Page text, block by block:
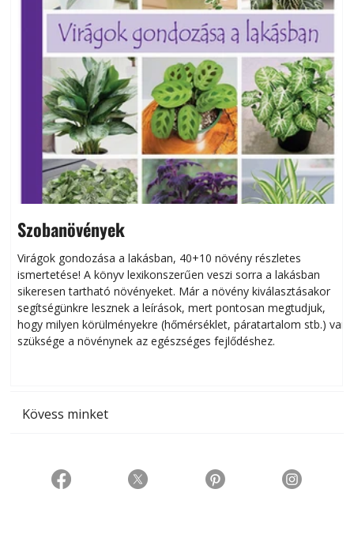
Szobanövények
Virágok gondozása a lakásban, 40+10 növény részletes
ismertetése! A könyv lexikonszerűen veszi sorra a lakásban
sikeresen tart­ha­tó növényeket. Már a növény kiválasztásakor
segítségünkre lesznek a leírások, mert pontosan megtudjuk,
hogy milyen körülményekre (hőmérséklet, páratartalom stb.) van
szüksége a növénynek az egészséges fejlődéshez.
Kövess minket